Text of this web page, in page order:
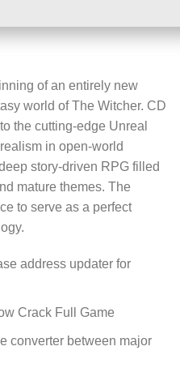
of an entirely new
world of The Witcher. CD
the cutting-edge Unreal
in open-world
story-driven RPG filled
mature themes. The
to serve as a perfect
address updater for
Crack Full Game
converter between major